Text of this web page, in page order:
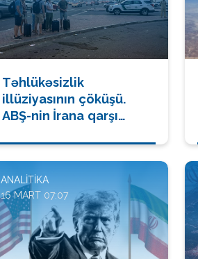
Təhlükəsizlik
illüziyasının çöküşü.
ABŞ-nin İrana qarşı
möcüzəsini necə vurdu
ANALITIKA
16 MART 07:07